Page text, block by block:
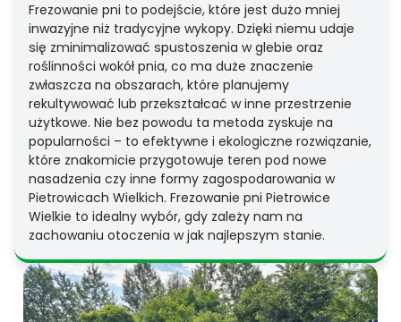
Frezowanie pni to podejście, które jest dużo mniej
inwazyjne niż tradycyjne wykopy. Dzięki niemu udaje
się zminimalizować spustoszenia w glebie oraz
roślinności wokół pnia, co ma duże znaczenie
zwłaszcza na obszarach, które planujemy
rekultywować lub przekształcać w inne przestrzenie
użytkowe. Nie bez powodu ta metoda zyskuje na
popularności – to efektywne i ekologiczne rozwiązanie,
które znakomicie przygotowuje teren pod nowe
nasadzenia czy inne formy zagospodarowania w
Pietrowicach Wielkich. Frezowanie pni Pietrowice
Wielkie to idealny wybór, gdy zależy nam na
zachowaniu otoczenia w jak najlepszym stanie.